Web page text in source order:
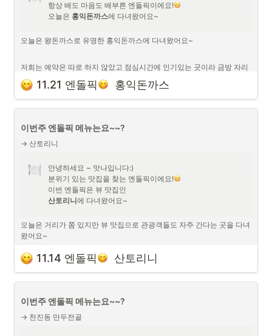
항상 배도 마음도 배부른 엔돌픽이에요!
오늘은 홍익돈까스에 다녀왔어요~
오늘은 왕돈까스로 유명한 홍익돈까스에 다녀왔어요~
저희는 예약은 따로 하지 않았고 점심시간에 인기있는 곳이라 금방 자리
가 차니
서둘러 가시는게 좋아요~!
11.21 엔돌픽
  홍익돈까스
이번주 엔돌픽 메뉴는요~~?
→ 산토리니
안녕하세요 ~ 맛나입니다:)
분위기 있는 맛집을 찾는 엔돌픽이에요!
산토리니에 다녀왔어요~
오늘은 거리가 쫌 있지만 뷰 맛집으로 관광객들도 자주 간다는 곳을 다녀
왔어요~
뷰가 포인트인데 너무 이뻐요! 노을이 지면 더 이쁠 것 같아요~
11.14 엔돌픽
  산토리니
이번주 엔돌픽 메뉴는요~~?
→ 천진동 만두전골